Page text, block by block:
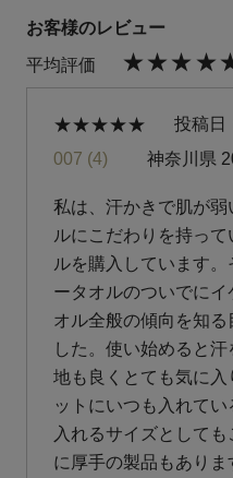
007 4 神奈川県
投稿日
私は、汗かきで肌が
ルにこだわりを持っ
ルを購入しています
ータオルのついでに
オル全般の傾向を知る
した。使い始めると
地も良くとても気に
ットにいつも入れて
入れるサイズとして
に厚手の製品もあり